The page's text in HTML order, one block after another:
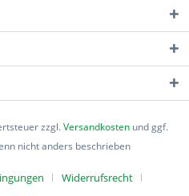
zzgl.Versandkosten und ggf.
nicht anders beschrieben
Widerrufsrecht